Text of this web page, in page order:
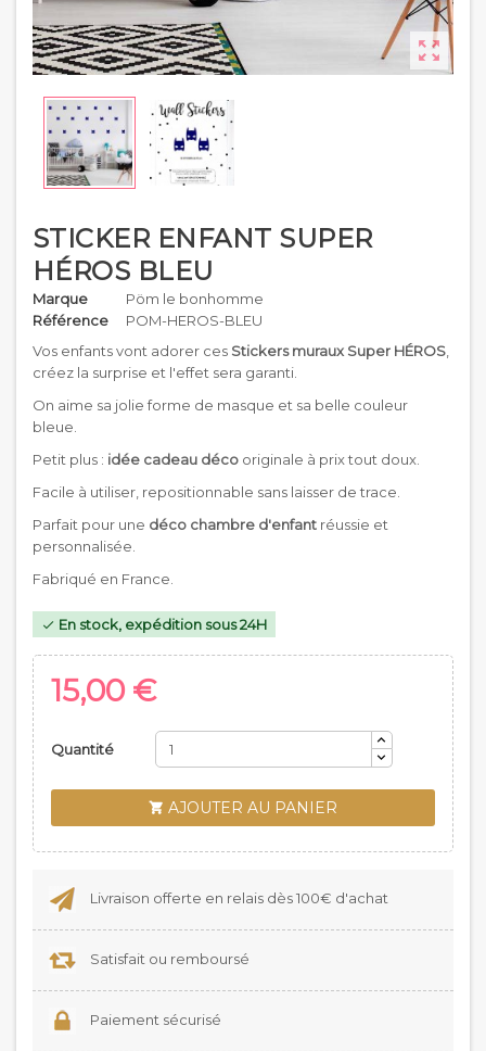

STICKER ENFANT SUPER
HÉROS BLEU
Marque
Pöm le bonhomme
Référence
POM-HEROS-BLEU
Vos enfants vont adorer ces Stickers muraux Super HÉROS
créez la surprise et l'effet sera garanti.
On aime sa jolie forme de masque et sa belle couleur
bleue.
Petit plus : idée cadeau déco originale à prix tout doux.
Facile à utiliser, repositionnable sans laisser de trace.
Parfait pour une déco chambre d'enfant réussie et
personnalisée.
Fabriqué en France.
 En stock, expédition sous 24H
15,00 €
Quantité
 AJOUTER AU PANIER
Livraison offerte en relais dès 100€ d'achat
Satisfait ou remboursé
Paiement sécurisé